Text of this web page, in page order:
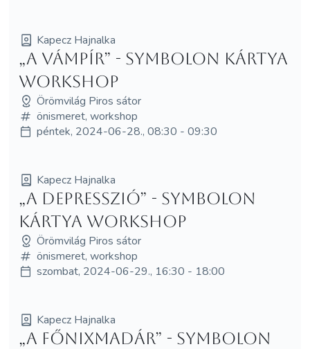
Kapecz Hajnalka
„A Vámpír” - Symbolon kártya
workshop
Örömvilág Piros sátor
önismeret, workshop
péntek, 2024-06-28., 08:30 - 09:30
Kapecz Hajnalka
„A Depresszió” - Symbolon
kártya workshop
Örömvilág Piros sátor
önismeret, workshop
szombat, 2024-06-29., 16:30 - 18:00
Kapecz Hajnalka
„A Főnixmadár” - Symbolon